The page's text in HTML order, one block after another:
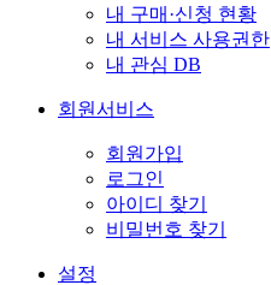
내 구매·신청 현황
내 서비스 사용권한
내 관심 DB
회원서비스
회원가입
로그인
아이디 찾기
비밀번호 찾기
설정